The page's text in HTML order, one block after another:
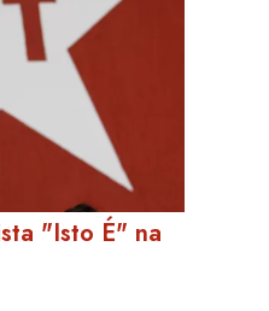
"Isto É" na